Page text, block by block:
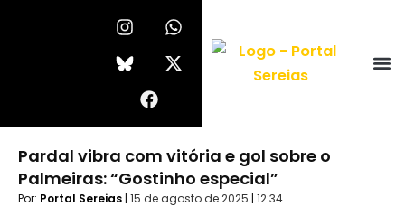
I
n
s
t
r
m
W
h
a
t
p
p
X
-
t
w
t
e
r
b
o
o
Pardal vibra com vitória e gol sobre o
Palmeiras: “Gostinho especial”
Por: Portal Sereias | 15 de agosto de 2025 | 12:34